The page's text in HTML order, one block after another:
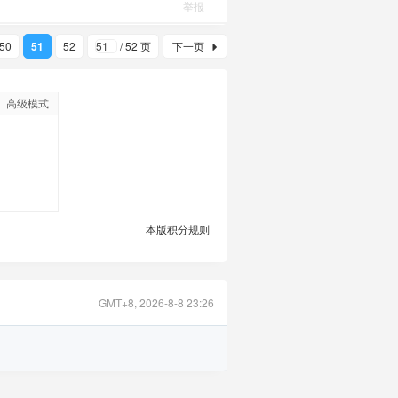
举报
50 51 52 / 52 页 下一页
高级模式
本版积分规则
GMT+8, 2026-8-8 23:26